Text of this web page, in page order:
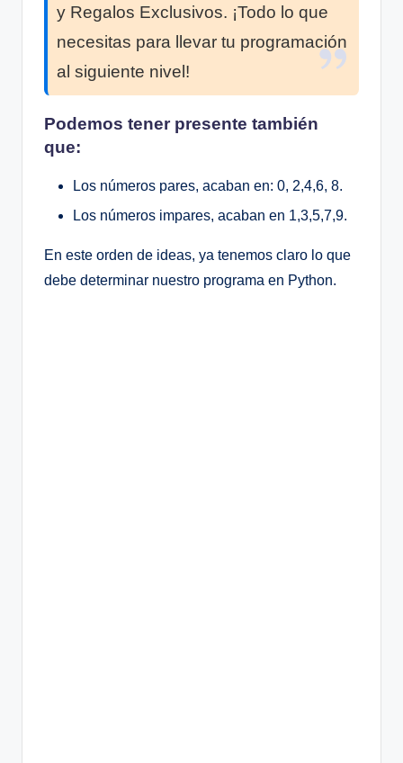
y Regalos Exclusivos. ¡Todo lo que
necesitas para llevar tu programación
al siguiente nivel!
Podemos tener presente también
que:
Los números pares, acaban en: 0, 2,4,6, 8.
Los números impares, acaban en 1,3,5,7,9.
En este orden de ideas, ya tenemos claro lo que
debe determinar nuestro programa en Python.